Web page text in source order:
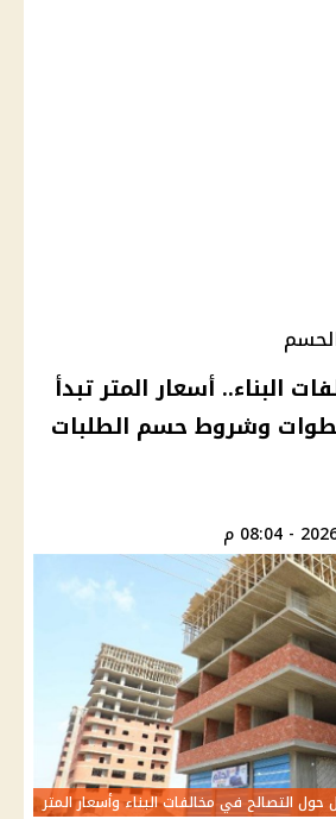
البناء.. أسعار المتر تبدأ
وخطوات وشروط حسم الطلبات
حول التصالح في مخالفات البناء وأسعار المتر